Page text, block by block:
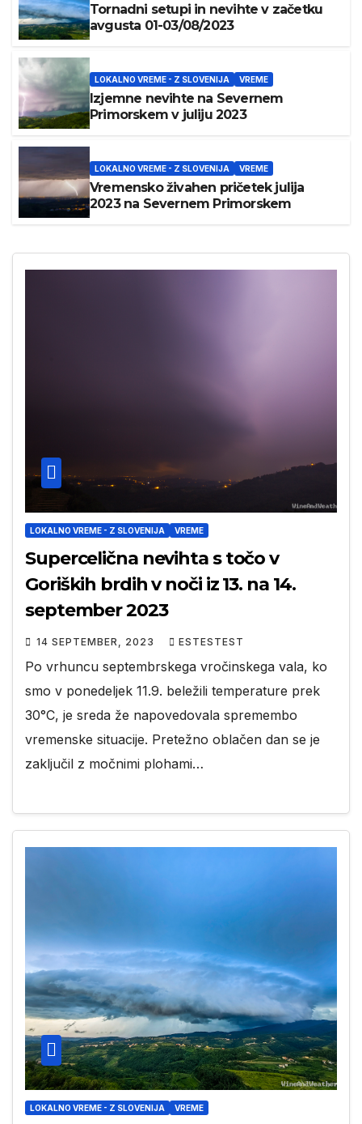
Tornadni setupi in nevihte v začetku
avgusta 01-03/08/2023
LOKALNO VREME - Z SLOVENIJA VREME
Izjemne nevihte na Severnem
Primorskem v juliju 2023
LOKALNO VREME - Z SLOVENIJA VREME
Vremensko živahen pričetek julija
2023 na Severnem Primorskem
LOKALNO VREME - Z SLOVENIJA VREME
Supercelična nevihta s točo v
Goriških brdih v noči iz 13. na 14.
september 2023
14 SEPTEMBER, 2023 ESTESTEST
Po vrhuncu septembrskega vročinskega vala, ko
smo v ponedeljek 11.9. beležili temperature prek
30°C, je sreda že napovedovala spremembo
vremenske situacije. Pretežno oblačen dan se je
zaključil z močnimi plohami…
LOKALNO VREME - Z SLOVENIJA VREME